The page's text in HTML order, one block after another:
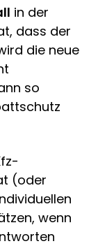
in der
dass der
die neue
so
(oder
wenn